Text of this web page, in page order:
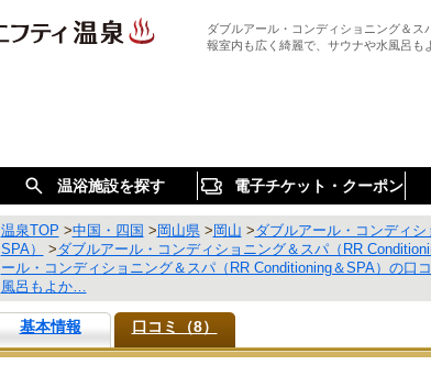
ダブルアール・コンディショニング＆ス
報室内も広く綺麗で、サウナや水風呂も
温浴施設を探す 電子チケット・クーポン
温泉TOP >中国・四国 > 岡山県> 岡山 >ダブルアール・コンディ
SPA）
>ダブルアール・コンディショニング＆スパ（RR
ール・コンディショニング＆スパ（RR Conditioning＆SPA）の口
風呂もよか…
基本情報 口コミ（8）